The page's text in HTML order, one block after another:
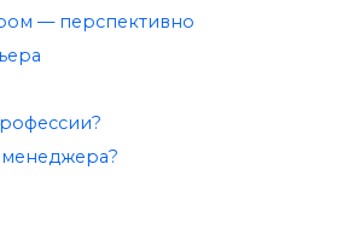
— перспективно
менеджера?